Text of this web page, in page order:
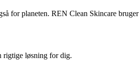
for planeten. REN Clean Skincare
rigtige løsning for dig.